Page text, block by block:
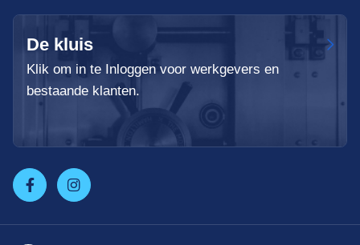
De kluis
Klik om in te Inloggen voor werkgevers en
bestaande klanten.